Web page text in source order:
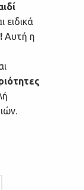
ειδικά
Αυτή η